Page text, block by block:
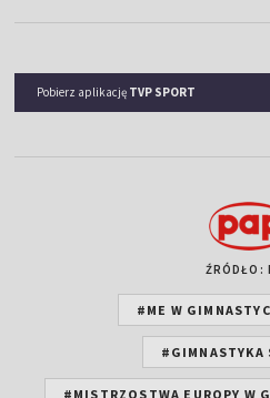
#ME W
#GIMNASTYKA
#MISTRZOSTWA EUROPY W
#REPREZENTACJA POLSKI W